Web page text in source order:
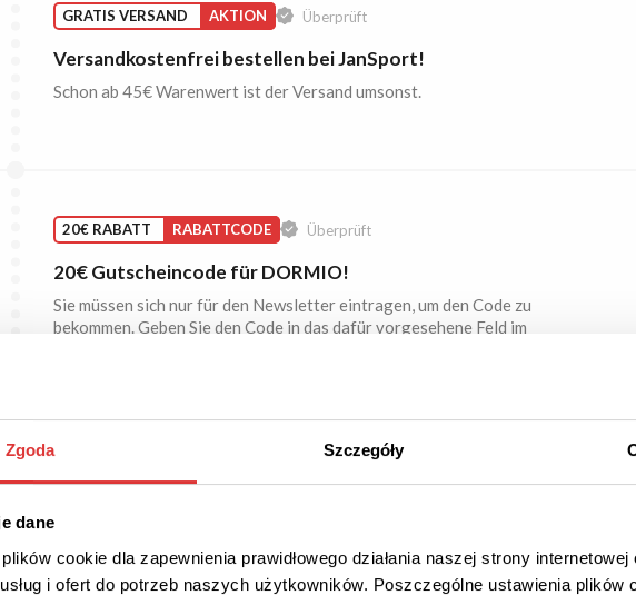
Zgoda Szczegóły
dane
cookie dla zapewnienia prawidłowego działania naszej strony
i ofert do potrzeb naszych użytkowników. Poszczególne ustawienia plików
GRATIS VERSAND AKTION Überprüft
Versandkostenfrei bestellen bei JanSport!
Schon ab 45€ Warenwert ist der Versand umsonst.
20€ RABATT RABATTCODE Überprüft
20€ Gutscheincode für DORMIO!
Sie müssen sich nur für den Newsletter eintragen, um den Code zu
bekommen. Geben Sie den Code in das dafür vorgesehene Feld im
ANGEBOT Überprüft
Günstige Ferienunterkünfte bei WIMDU!
Schon ab 25€ pro Nacht finden Sie eine Unterkunft auf dieser Webseite.